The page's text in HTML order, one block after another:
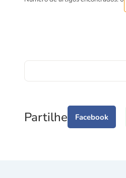
Partilhe Facebook